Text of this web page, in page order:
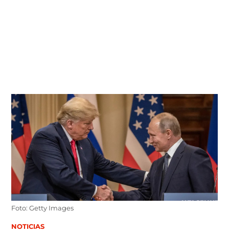
content
Foto: Getty Images
POSTED
NOTICIAS